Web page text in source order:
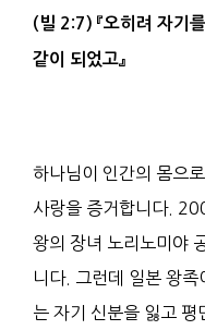
( 빌 2:7) 『오히려 자기
같이 되었고』
하나님이 인간의 몸으
사랑을 증거합니다.
왕의 장녀 노리노미야
니다. 그런데 일본 왕
는 자기 신분을 잃고 평